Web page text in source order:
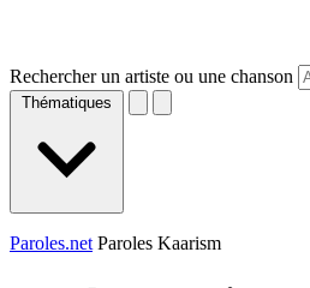
Rechercher un artiste ou une chanson
Thématiques
Paroles.net Paroles Kaarism